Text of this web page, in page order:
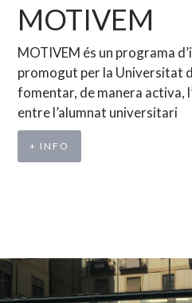
MOTIVEM
MOTIVEM és un programa
promogut per la Universitat
fomentar, de manera activa,
entre l’alumnat universitari
+ INFO